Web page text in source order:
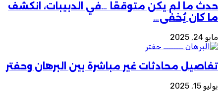
حدث ما لم يكن متوقعًا …في الدبيبات، انكشف
ما كان يُخفى…
مايو 24, 2025
تفاصيل محادثات غير مباشرة بين البرهان وحفتر
يوليو 15, 2025